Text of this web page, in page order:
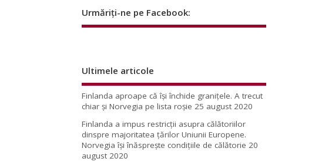
Urmăriți-ne pe Facebook:
Ultimele articole
Finlanda aproape că își închide granițele. A trecut
chiar și Norvegia pe lista roșie 25 august 2020
Finlanda a impus restricţii asupra călătoriilor
dinspre majoritatea ţărilor Uniunii Europene.
Norvegia își înăsprește condițiile de călătorie 20
august 2020